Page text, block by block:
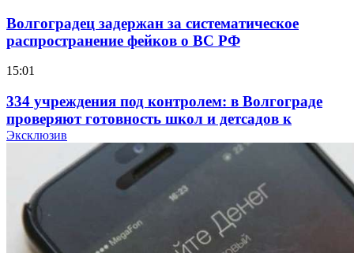
Волгоградец задержан за систематическое
распространение фейков о ВС РФ
15:01
334 учреждения под контролем: в Волгограде
проверяют готовность школ и детсадов к
учебному году
Покушение на убийство в Волгограде: девушка
напала на незнакомую женщину с ножом
12:39
Эксклюзив